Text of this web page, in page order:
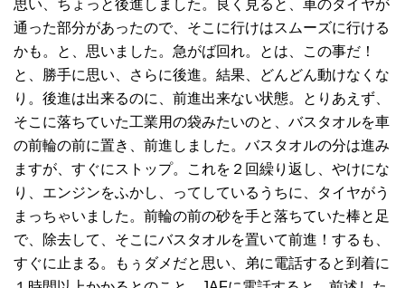
思い、ちょっと後進しました。良く見ると、車のタイヤが
通った部分があったので、そこに行けはスムーズに行ける
かも。と、思いました。急がば回れ。とは、この事だ！
と、勝手に思い、さらに後進。結果、どんどん動けなくな
り。後進は出来るのに、前進出来ない状態。とりあえず、
そこに落ちていた工業用の袋みたいのと、バスタオルを車
の前輪の前に置き、前進しました。バスタオルの分は進み
ますが、すぐにストップ。これを２回繰り返し、やけにな
り、エンジンをふかし、ってしているうちに、タイヤがう
まっちゃいました。前輪の前の砂を手と落ちていた棒と足
で、除去して、そこにバスタオルを置いて前進！するも、
すぐに止まる。もぅダメだと思い、弟に電話すると到着に